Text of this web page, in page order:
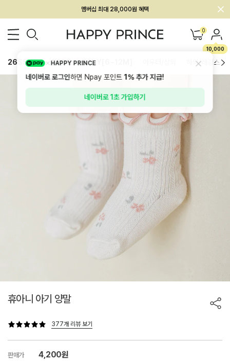
회원전용 아울렛, 가입하면 ~60% 할인!
멤버십 최대 28,000원 혜택 0
10,000
26SS 신상 BEST BABY[6~12M] 하의/레깅스
휴아니 아기 양말
377개 리뷰 보기
판매가 4,200원
HAPPY PRINCE
네이버로 로그인하면 Npay 포인트1%추가 지급!
네이버로 1초 가입하기